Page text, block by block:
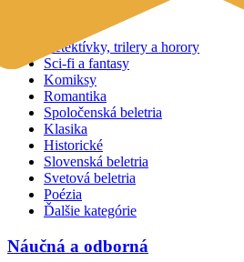
Detektívky, trilery a horory
Sci-fi a fantasy
Komiksy
Romantika
Spoločenská beletria
Klasika
Historické
Slovenská beletria
Svetová beletria
Poézia
Ďalšie kategórie
Náučná a odborná